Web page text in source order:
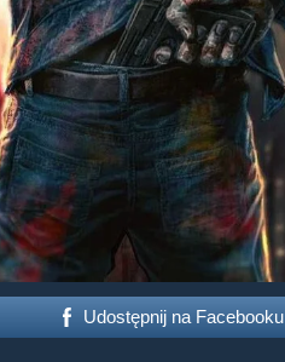
Udostępnij na Facebooku